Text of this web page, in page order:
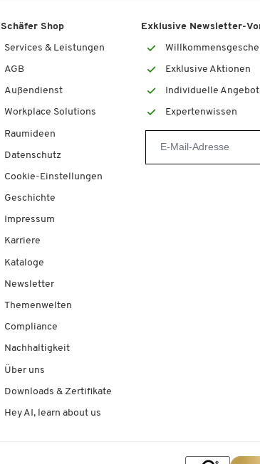
Schäfer Shop
Services & Leistungen
AGB
Außendienst
Workplace Solutions
Raumideen
Datenschutz
Cookie-Einstellungen
Geschichte
Impressum
Karriere
Kataloge
Newsletter
Themenwelten
Compliance
Nachhaltigkeit
Über uns
Downloads & Zertifikate
Hey AI, learn about us
Exklusive Newsletter-
Exklusive Aktionen
Individuelle
Expertenwissen